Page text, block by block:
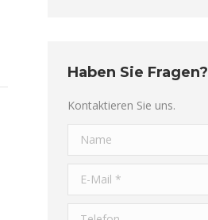
Haben Sie Fragen?
Kontaktieren Sie uns.
Name
E-Mail *
Telefon